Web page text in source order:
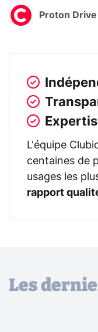
Proton Drive
L'équipe
centaines de
usages les
rapport
Les